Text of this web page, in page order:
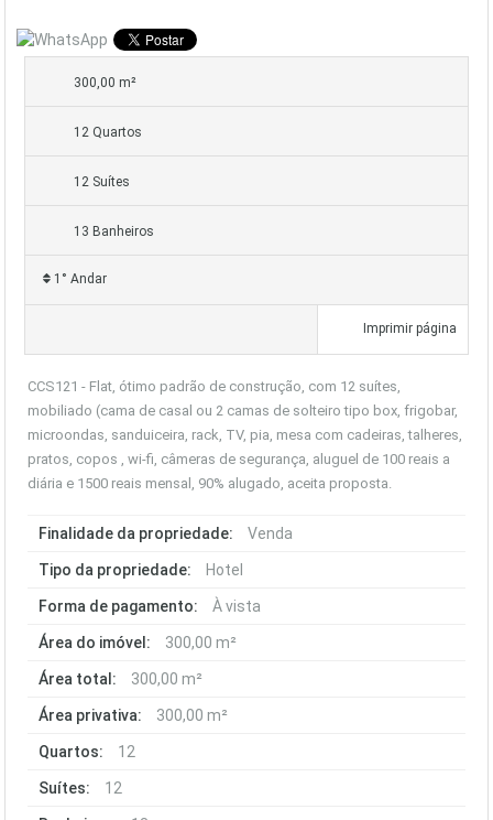
300,00 m²
12 Quartos
12 Suítes
13 Banheiros
1° Andar
Imprimir página
CCS121 - Flat, ótimo padrão de construção, com 12 suítes,
mobiliado (cama de casal ou 2 camas de solteiro tipo box, frigobar,
microondas, sanduiceira, rack, TV, pia, mesa com cadeiras, talheres,
pratos, copos , wi-fi, câmeras de segurança, aluguel de 100 reais a
diária e 1500 reais mensal, 90% alugado, aceita proposta.
Finalidade da propriedade: Venda
Tipo da propriedade: Hotel
Forma de pagamento: À vista
Área do imóvel: 300,00 m²
Área total: 300,00 m²
Área privativa: 300,00 m²
Quartos: 12
Suítes: 12